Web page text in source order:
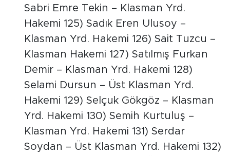
Sabri Emre Tekin – Klasman Yrd.
Hakemi 125) Sadık Eren Ulusoy –
Klasman Yrd. Hakemi 126) Sait Tuzcu –
Klasman Hakemi 127) Satılmış Furkan
Demir – Klasman Yrd. Hakemi 128)
Selami Dursun – Üst Klasman Yrd.
Hakemi 129) Selçuk Gökgöz – Klasman
Yrd. Hakemi 130) Semih Kurtuluş –
Klasman Yrd. Hakemi 131) Serdar
Soydan – Üst Klasman Yrd. Hakemi 132)